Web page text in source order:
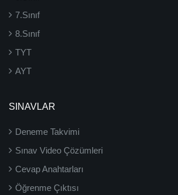
7.Sınıf
8.Sınıf
TYT
AYT
SINAVLAR
Deneme Takvimi
Sınav Video Çözümleri
Cevap Anahtarları
Öğrenme Çıktısı